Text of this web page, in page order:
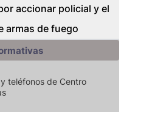
accionar policial y el
armas de fuego
teléfonos de Centro